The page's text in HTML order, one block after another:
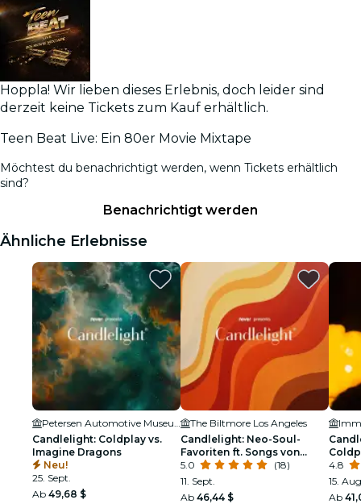
Hoppla! Wir lieben dieses Erlebnis, doch leider sind
derzeit keine Tickets zum Kauf erhältlich.
Teen Beat Live: Ein 80er Movie Mixtape
Möchtest du benachrichtigt werden, wenn Tickets erhältlich
sind?
Benachrichtigt werden
Ähnliche Erlebnisse
Candlelight: Coldplay vs.
Imagine Dragons
Neu!
25. Sept.
Ab 49,68 $
The Biltmore Los Angeles
Candlelight: Neo-Soul-
Favoriten ft. Songs von
Prince, Childish Gambino &
mehr
5.0
(18)
11. Sept.
Ab 46,44 $
4.8
15.
Ab